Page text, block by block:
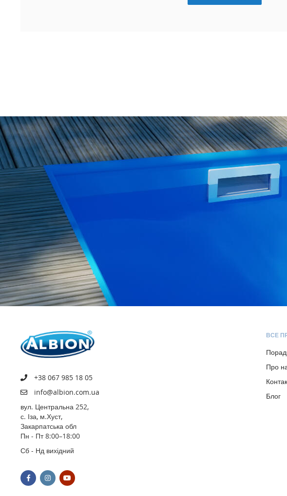
+38 067 985 18 05
info@albion.com.ua
вул. Центральна 252,
с. Іза, м.Хуст,
Закарпатська обл
Пн - Пт 8:00–18:00
Сб - Нд вихідний
ВСЕ
Про
Блог